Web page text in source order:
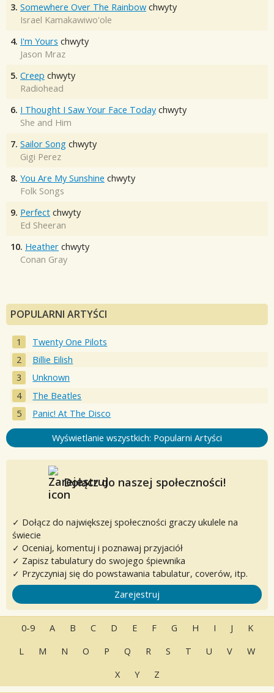
3. Somewhere Over The Rainbow chwyty
Israel Kamakawiwo'ole
4. I'm Yours chwyty
Jason Mraz
5. Creep chwyty
Radiohead
6. I Thought I Saw Your Face Today chwyty
She and Him
7. Sailor Song chwyty
Gigi Perez
8. You Are My Sunshine chwyty
Folk Songs
9. Perfect chwyty
Ed Sheeran
10. Heather chwyty
Conan Gray
POPULARNI ARTYŚCI
Twenty One Pilots
Billie Eilish
Unknown
The Beatles
Panic! At The Disco
Wyświetlanie wszystkich: Popularni Artyści
Dołącz do naszej społeczności!
✓ Dołącz do największej społeczności graczy ukulele na
świecie
✓ Oceniaj, komentuj i poznawaj przyjaciół
✓ Zapisz tabulatury do swojego śpiewnika
✓ Przyczyniaj się do powstawania tabulatur, coverów, itp.
Zarejestruj
0-9 A B C D E F G H I J
K
L
M N O P Q R S T U V
W
X
Y Z